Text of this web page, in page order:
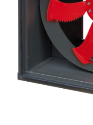
Ventilación
Amplia gama de